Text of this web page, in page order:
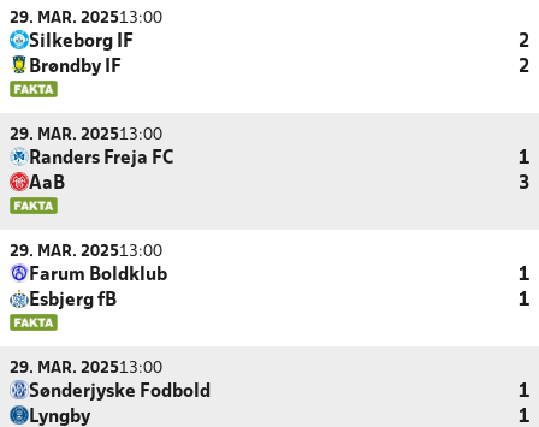
29. MAR. 202513:00
Silkeborg IF
2
Brøndby IF
2
29. MAR. 202513:00
Randers Freja FC
1
AaB
3
29. MAR. 202513:00
Farum Boldklub
1
Esbjerg fB
1
29. MAR. 202513:00
Sønderjyske Fodbold
1
Lyngby
1